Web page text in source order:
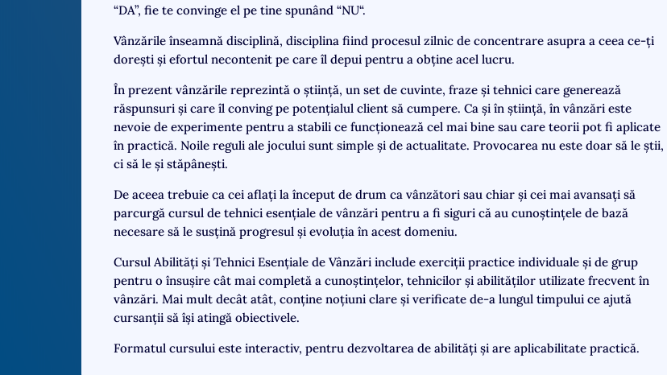
“DA”, fie te convinge el pe tine spunând “NU“.
Vânzările înseamnă disciplină, disciplina fiind procesul zilnic de concentrare asupra a ceea ce-ți
dorești și efortul necontenit pe care îl depui pentru a obține acel lucru.
În prezent vânzările reprezintă o știință, un set de cuvinte, fraze și tehnici care generează
răspunsuri și care îl conving pe potențialul client să cumpere. Ca și în știință, în vânzări este
nevoie de experimente pentru a stabili ce funcționează cel mai bine sau care teorii pot fi aplicate
în practică. Noile reguli ale jocului sunt simple și de actualitate. Provocarea nu este doar să le știi,
ci să le și stăpânești.
De aceea trebuie ca cei aflați la început de drum ca vânzători sau chiar și cei mai avansați să
parcurgă cursul de tehnici esențiale de vânzări pentru a fi siguri că au cunoștințele de bază
necesare să le susțină progresul și evoluția în acest domeniu.
Cursul Abilități și Tehnici Esențiale de Vânzări include exerciții practice individuale și de grup
pentru o însușire cât mai completă a cunoștințelor, tehnicilor și abilităților utilizate frecvent în
vânzări. Mai mult decât atât, conține noțiuni clare și verificate de-a lungul timpului ce ajută
cursanții să își atingă obiectivele.
Formatul cursului este interactiv, pentru dezvoltarea de abilități și are aplicabilitate practică.